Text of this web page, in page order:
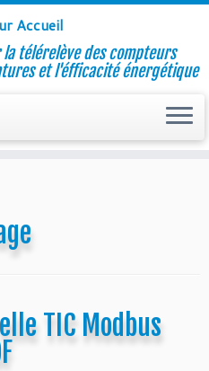
télérelève des compteurs
et l'éfficacité énergétique
TIC Modbus